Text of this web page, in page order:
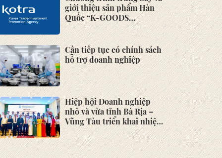
giới thiệu sản phẩm Hàn
Quốc “K-GOODS
PRODUCT SHOWCASE
2022”
Cần tiếp tục có chính sách
hỗ trợ doanh nghiệp
Hiệp hội Doanh nghiệp
nhỏ và vừa tỉnh Bà Rịa –
Vũng Tàu triển khai nhiệm
vụ năm 2022